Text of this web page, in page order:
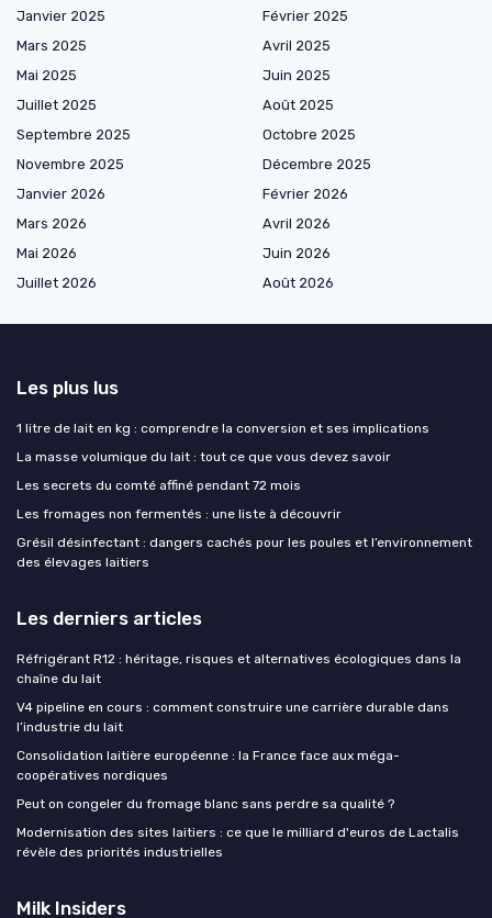
Janvier 2025
Février 2025
Mars 2025
Avril 2025
Mai 2025
Juin 2025
Juillet 2025
Août 2025
Septembre 2025
Octobre 2025
Novembre 2025
Décembre 2025
Janvier 2026
Février 2026
Mars 2026
Avril 2026
Mai 2026
Juin 2026
Juillet 2026
Août 2026
Les plus lus
1 litre de lait en kg : comprendre la conversion et ses implications
La masse volumique du lait : tout ce que vous devez savoir
Les secrets du comté affiné pendant 72 mois
Les fromages non fermentés : une liste à découvrir
Grésil désinfectant : dangers cachés pour les poules et l’environnement
des élevages laitiers
Les derniers articles
Réfrigérant R12 : héritage, risques et alternatives écologiques dans la
chaîne du lait
V4 pipeline en cours : comment construire une carrière durable dans
l’industrie du lait
Consolidation laitière européenne : la France face aux méga-
coopératives nordiques
Peut on congeler du fromage blanc sans perdre sa qualité ?
Modernisation des sites laitiers : ce que le milliard d'euros de Lactalis
révèle des priorités industrielles
Milk Insiders